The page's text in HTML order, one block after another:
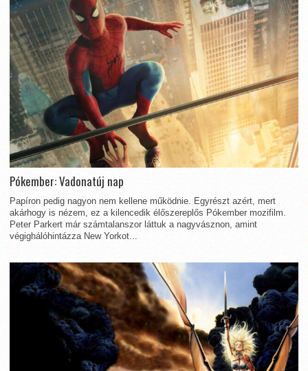
Pókember: Vadonatúj nap
Papíron pedig nagyon nem kellene működnie. Egyrészt azért, mert
akárhogy is nézem, ez a kilencedik élőszereplős Pókember mozifilm.
Peter Parkert már számtalanszor láttuk a nagyvásznon, amint
végighálóhintázza New Yorkot...